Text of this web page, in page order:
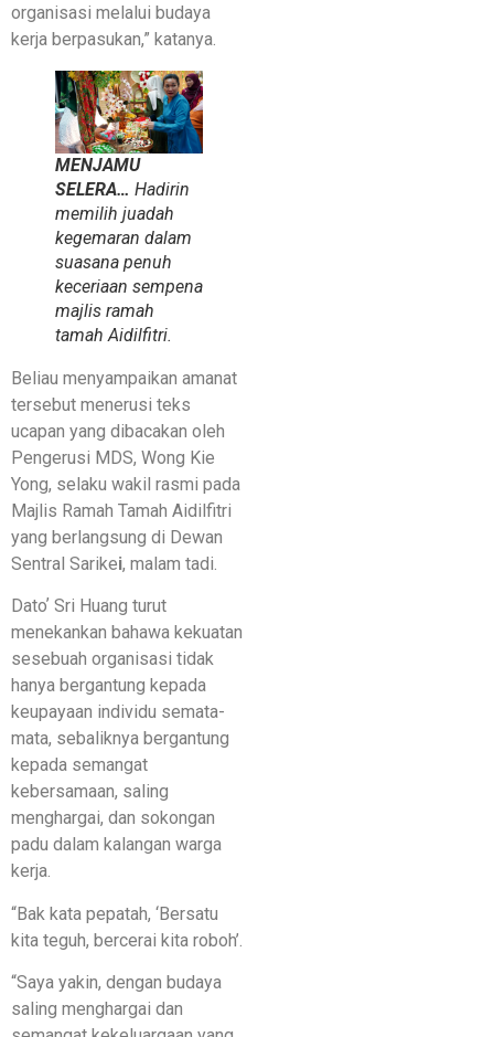
organisasi melalui budaya
kerja berpasukan,” katanya.
MENJAMU
SELERA… Hadirin
memilih juadah
kegemaran dalam
suasana penuh
keceriaan sempena
majlis ramah
tamah Aidilfitri.
Beliau menyampaikan amanat
tersebut menerusi teks
ucapan yang dibacakan oleh
Pengerusi MDS, Wong Kie
Yong, selaku wakil rasmi pada
Majlis Ramah Tamah Aidilfitri
yang berlangsung di Dewan
Sentral Sarikei, malam tadi.
Datoʼ Sri Huang turut
menekankan bahawa kekuatan
sesebuah organisasi tidak
hanya bergantung kepada
keupayaan individu semata-
mata, sebaliknya bergantung
kepada semangat
kebersamaan, saling
menghargai, dan sokongan
padu dalam kalangan warga
kerja.
“Bak kata pepatah, ‘Bersatu
kita teguh, bercerai kita roboh’.
“Saya yakin, dengan budaya
saling menghargai dan